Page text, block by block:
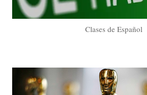
Clases de Español